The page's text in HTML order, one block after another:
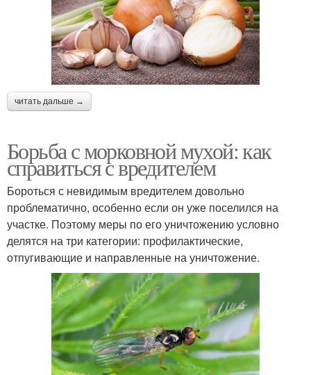
читать дальше →
Борьба с морковной мухой: как
справиться с вредителем
Бороться с невидимым вредителем довольно
проблематично, особенно если он уже поселился на
участке. Поэтому меры по его уничтожению условно
делятся на три категории: профилактические,
отпугивающие и направленные на уничтожение.